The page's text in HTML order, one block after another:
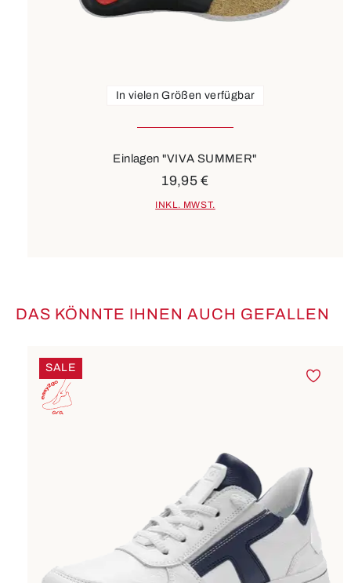
In vielen Größen verfügbar
Einlagen "VIVA SUMMER"
19,95 €
INKL. MWST.
Produktgalerie überspringen
DAS KÖNNTE IHNEN AUCH GEFALLEN
SALE